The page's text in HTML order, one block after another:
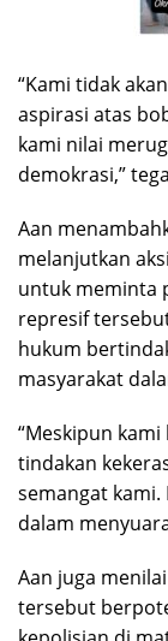
“Kami tidak
aspirasi atas
kami nilai
demokrasi,”
Aan
melanjutkan
untuk meminta
represif
hukum
masyarakat
“Meskipun
tindakan
semangat
dalam
Aan juga
tersebut